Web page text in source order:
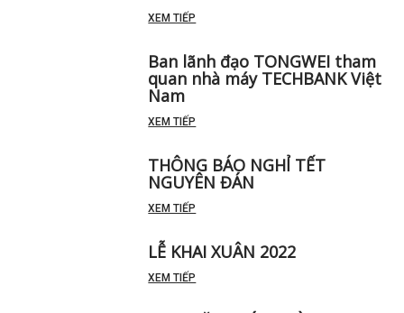
XEM TIẾP
Ban lãnh đạo TONGWEI tham
quan nhà máy TECHBANK Việt
Nam
XEM TIẾP
THÔNG BÁO NGHỈ TẾT
NGUYÊN ĐÁN
XEM TIẾP
LỄ KHAI XUÂN 2022
XEM TIẾP